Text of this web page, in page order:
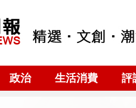
政治 生活消費 評